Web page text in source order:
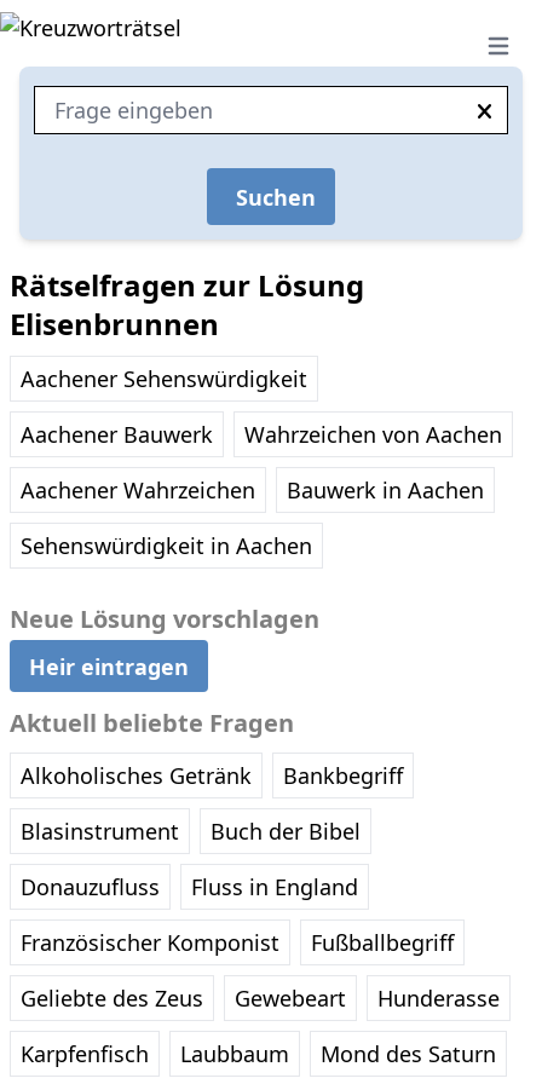
Open
Suchen
Rätselfragen zur Lösung
Elisenbrunnen
Aachener Sehenswürdigkeit
Aachener Bauwerk
Wahrzeichen von Aachen
Aachener Wahrzeichen
Bauwerk in Aachen
Sehenswürdigkeit in Aachen
Neue Lösung vorschlagen
Heir eintragen
Aktuell beliebte Fragen
Alkoholisches Getränk
Bankbegriff
Blasinstrument
Buch der Bibel
Donauzufluss
Fluss in England
Französischer Komponist
Fußballbegriff
Geliebte des Zeus
Gewebeart
Hunderasse
Karpfenfisch
Laubbaum Mond des Saturn